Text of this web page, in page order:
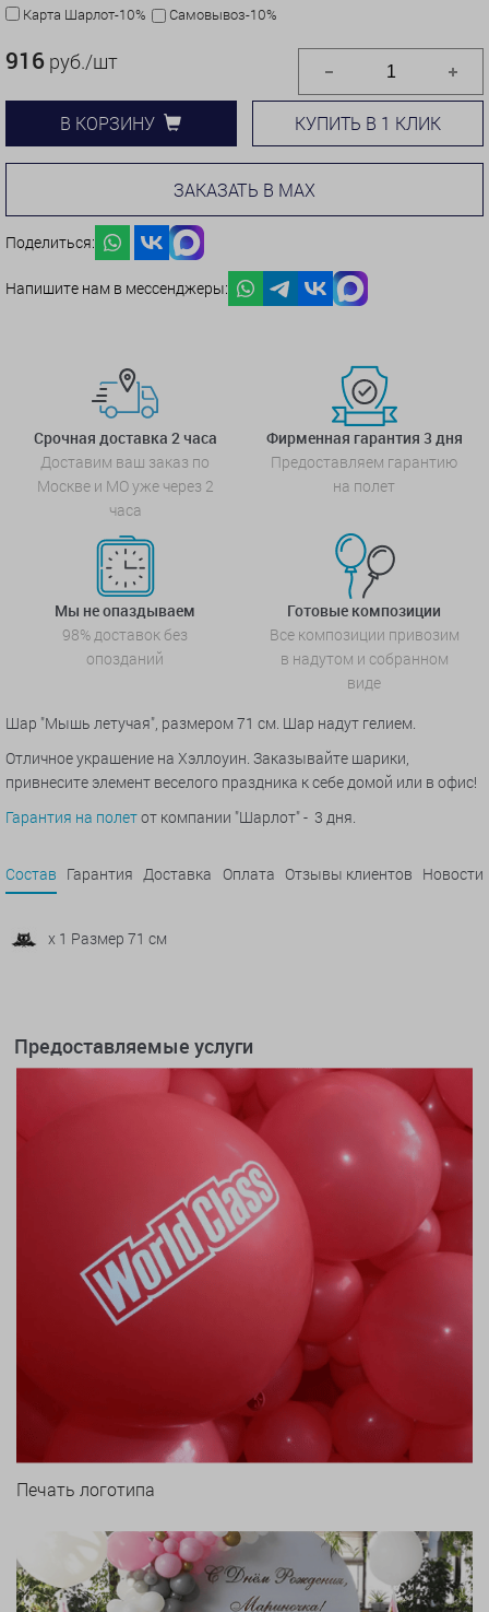
Карта Шарлот-10% Самовывоз-10%
916 руб./шт
В КОРЗИНУ КУПИТЬ В 1 КЛИК
ЗАКАЗАТЬ В MAX
Поделиться:
Напишите нам в мессенджеры:
Срочная доставка 2 часа
Доставим ваш заказ по
Москве и МО уже через 2
часа
Фирменная гарантия 3 дня
Предоставляем гарантию
на полет
Мы не опаздываем
98% доставок без
опозданий
Готовые композиции
Все композиции привозим
в надутом и собранном
виде
Шар "Мышь летучая", размером 71 см. Шар надут гелием.
Отличное украшение на Хэллоуин. Заказывайте шарики,
привнесите элемент веселого праздника к себе домой или в офис!
Гарантия на полетот компании "Шарлот" - 3 дня.
Состав Гарантия Доставка Оплата Отзывы клиентов Новости
x 1 Размер 71 см
Предоставляемые услуги
Печать логотипа